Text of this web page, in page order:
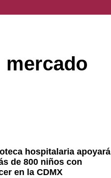
mercado
hospitalaria apoyará
de 800 niños con
en la CDMX